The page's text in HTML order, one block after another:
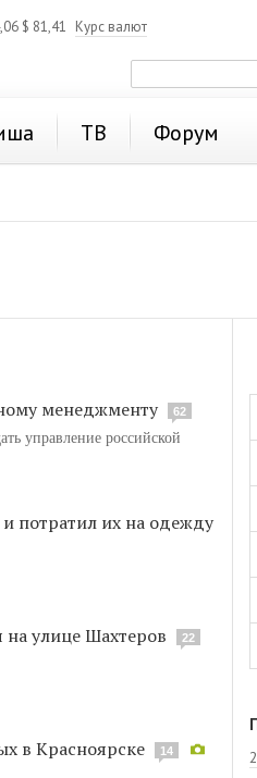
$ 81,41 Курс валют
ТВ Форум
менеджменту 62
управление российской
потратил их на одежду
улице Шахтеров 22
в Красноярске 14